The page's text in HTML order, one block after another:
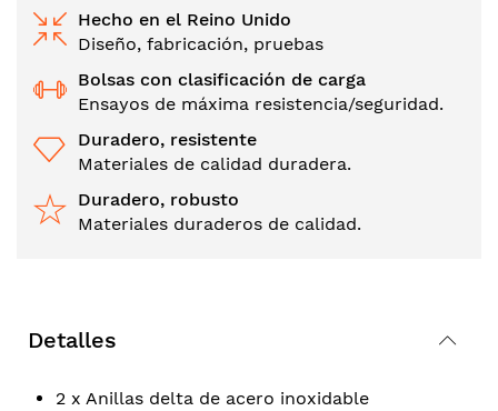
Hecho en el Reino Unido
Diseño, fabricación, pruebas
Bolsas con clasificación de carga
Ensayos de máxima resistencia/seguridad.
Duradero, resistente
Materiales de calidad duradera.
Duradero, robusto
Materiales duraderos de calidad.
Detalles
2 x Anillas delta de acero inoxidable